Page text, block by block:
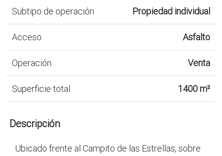
Subtipo de operación Propiedad individual
Acceso Asfalto
Operación Venta
Superficie total 1400 m²
Descripción
Ubicado frente al Campito de las Estrellas, sobre